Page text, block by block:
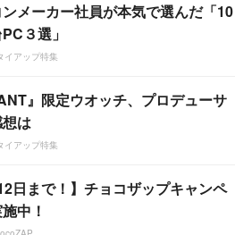
メーカー社員が本気で選んだ「10
３選」
イアップ特集
』限定ウオッチ、プロデューサ
は
イアップ特集
日まで！】チョコザップキャンペ
中！